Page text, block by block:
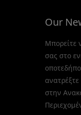
Our
Μπορείτε
σας στο
ανατρέξτε
στην